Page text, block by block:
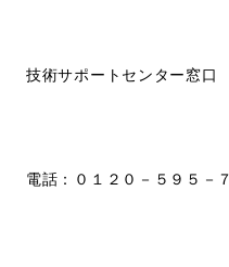
技術サポートセンター窓口
電話：０１２０－５９５－